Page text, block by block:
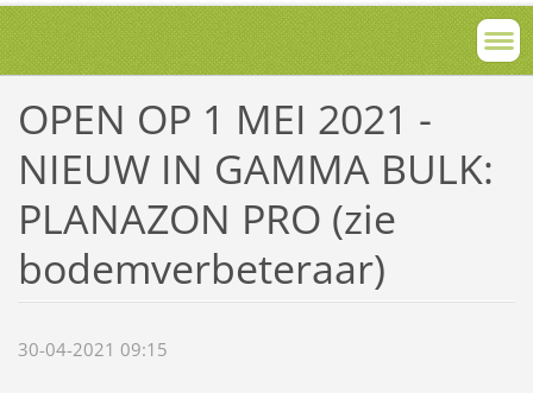
OPEN OP 1 MEI 2021 -
NIEUW IN GAMMA BULK:
PLANAZON PRO (zie
bodemverbeteraar)
30-04-2021 09:15